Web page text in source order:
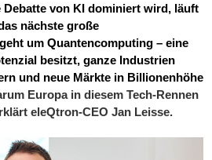
von KI dominiert wird, läuft
nächste große
um Quantencomputing – eine
besitzt, ganze Industrien
und neue Märkte in Billionenhöhe
Europa in diesem Tech-Rennen
eleQtron-CEO Jan Leisse.